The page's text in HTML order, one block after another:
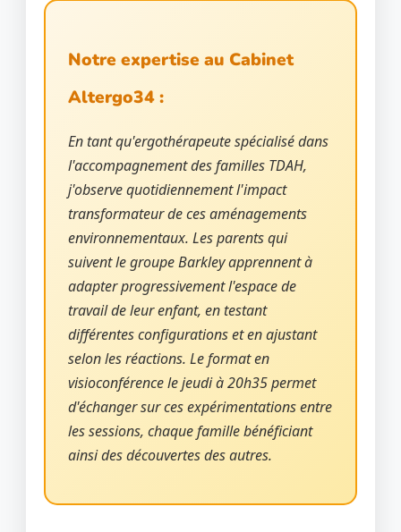
Notre expertise au Cabinet
Altergo34 :
En tant qu'ergothérapeute spécialisé dans
l'accompagnement des familles TDAH,
j'observe quotidiennement l'impact
transformateur de ces aménagements
environnementaux. Les parents qui
suivent le groupe Barkley apprennent à
adapter progressivement l'espace de
travail de leur enfant, en testant
différentes configurations et en ajustant
selon les réactions. Le format en
visioconférence le jeudi à 20h35 permet
d'échanger sur ces expérimentations entre
les sessions, chaque famille bénéficiant
ainsi des découvertes des autres.